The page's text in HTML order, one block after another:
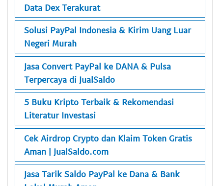
Data Dex Terakurat
Solusi PayPal Indonesia & Kirim Uang Luar
Negeri Murah
Jasa Convert PayPal ke DANA & Pulsa
Terpercaya di JualSaldo
5 Buku Kripto Terbaik & Rekomendasi
Literatur Investasi
Cek Airdrop Crypto dan Klaim Token Gratis
Aman | JualSaldo.com
Jasa Tarik Saldo PayPal ke Dana & Bank